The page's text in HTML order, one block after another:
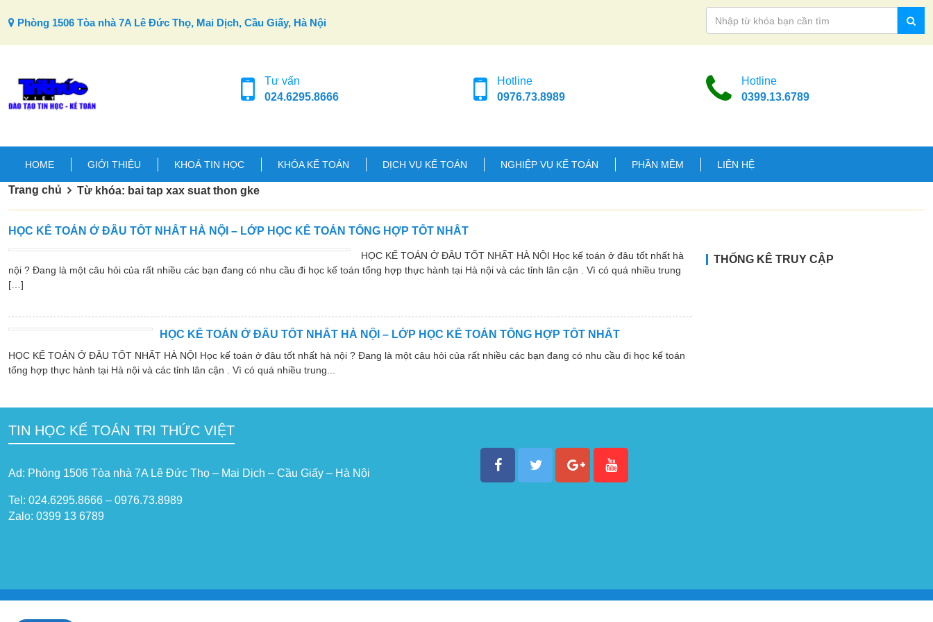
Phòng 1506 Tòa nhà 7A Lê Đức Thọ, Mai Dịch, Cầu Giấy, Hà Nội
Tư vấn
024.6295.8666
Hotline
0976.73.8989
Hotline
0399.13.6789
HOME GIỚI THIỆU KHOÁ TIN HỌC KHÓA KẾ TOÁN DỊCH VỤ KẾ TOÁN NGHIỆP VỤ KẾ TOÁN PHẦN MỀM LIÊN HỆ
Trang chủ Từ khóa: bai tap xax suat thon gke
HỌC KẾ TOÁN Ở ĐÂU TỐT NHẤT HÀ NỘI – LỚP HỌC KẾ TOÁN TỔNG HỢP TỐT NHẤT
HỌC KẾ TOÁN Ở ĐÂU TỐT NHẤT HÀ NỘI Học kế toán ở đâu tốt nhất hà
nội ? Đang là một câu hỏi của rất nhiều các bạn đang có nhu cầu đi học kế toán tổng hợp thực hành tại Hà nội và các tỉnh lân cận . Vì có quá nhiều trung
[…]
HỌC KẾ TOÁN Ở ĐÂU TỐT NHẤT HÀ NỘI – LỚP HỌC KẾ TOÁN TỔNG HỢP TỐT NHẤT
HỌC KẾ TOÁN Ở ĐÂU TỐT NHẤT HÀ NỘI Học kế toán ở đâu tốt nhất hà nội ? Đang là một câu hỏi của rất nhiều các bạn đang có nhu cầu đi học kế toán
tổng hợp thực hành tại Hà nội và các tỉnh lân cận . Vì có quá nhiều trung...
THỐNG KÊ TRUY CẬP
TIN HỌC KẾ TOÁN TRI THỨC VIỆT
Ad: Phòng 1506 Tòa nhà 7A Lê Đức Thọ – Mai Dịch – Cầu Giấy – Hà Nội
Tel: 024.6295.8666 – 0976.73.8989
Zalo: 0399 13 6789